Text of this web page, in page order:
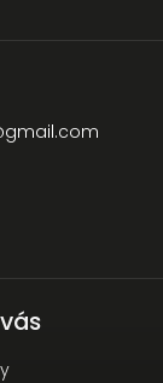
gmail.com